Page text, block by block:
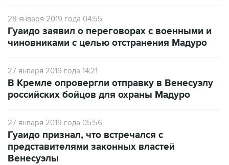
28 января 2019 года 04:55
Гуаидо заявил о переговорах с военными и
чиновниками с целью отстранения Мадуро
27 января 2019 года 14:21
В Кремле опровергли отправку в Венесуэлу
российских бойцов для охраны Мадуро
27 января 2019 года 05:56
Гуаидо признал, что встречался с
представителями законных властей
Венесуэлы